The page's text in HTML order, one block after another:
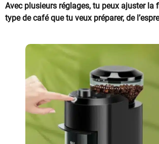
Avec plusieurs réglages, tu peux ajuster la
type de café que tu veux préparer, de